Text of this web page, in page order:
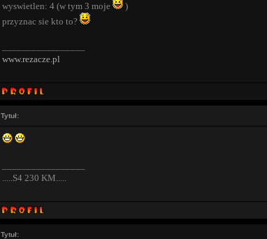
wyswietlen: 4 (w tym 3 moje
)
przyznac sie kto to?
www.rezacze.pl
Tytuł:
.....S4 230 KM.....
Tytuł: